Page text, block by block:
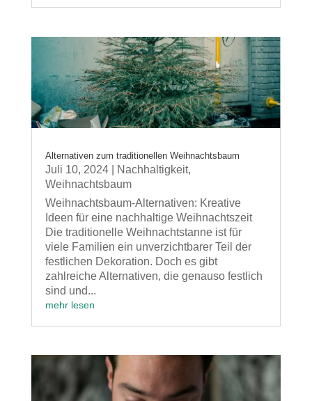
Alternativen zum traditionellen Weihnachtsbaum
Juli 10, 2024| Nachhaltigkeit,
Weihnachtsbaum
Weihnachtsbaum-Alternativen: Kreative
Ideen für eine nachhaltige Weihnachtszeit
Die traditionelle Weihnachtstanne ist für
viele Familien ein unverzichtbarer Teil der
festlichen Dekoration. Doch es gibt
zahlreiche Alternativen, die genauso festlich
sind und...
mehr lesen